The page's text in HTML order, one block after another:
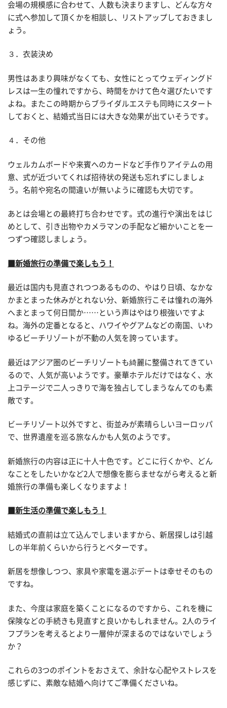
会場の規模感に合わせて、人数も決まりますし、どんな方々
に式へ参加して頂くかを相談し、リストアップしておきまし
ょう。
３．衣装決め
男性はあまり興味がなくても、女性にとってウェディングド
レスは一生の憧れですから、時間をかけて色々選びたいです
よね。またこの時期からブライダルエステも同時にスタート
しておくと、結婚式当日には大きな効果が出ていそうです。
４．その他
ウェルカムボードや来賓へのカードなど手作りアイテムの用
意、式が近づいてくれば招待状の発送も忘れずにしましょ
う。名前や宛名の間違いが無いように確認も大切です。
あとは会場との最終打ち合わせです。式の進行や演出をはじ
めとして、引き出物やカメラマンの手配など細かいことを一
つずつ確認しましょう。
■新婚旅行の準備で楽しもう！
最近は国内も見直されつつあるものの、やはり日頃、なかな
かまとまった休みがとれない分、新婚旅行こそは憧れの海外
へまとまって何日間か……という声はやはり根強いですよ
ね。海外の定番となると、ハワイやグアムなどの南国、いわ
ゆるビーチリゾートが不動の人気を誇っています。
最近はアジア圏のビーチリゾートも綺麗に整備されてきてい
るので、人気が高いようです。豪華ホテルだけではなく、水
上コテージで二人っきりで海を独占してしまうなんてのも素
敵です。
ビーチリゾート以外ですと、街並みが素晴らしいヨーロッパ
で、世界遺産を巡る旅なんかも人気のようです。
新婚旅行の内容は正に十人十色です。どこに行くかや、どん
なことをしたいかなど2人で想像を膨らませながら考えると新
婚旅行の準備も楽しくなりますよ！
■新生活の準備で楽しもう！
結婚式の直前は立て込んでしまいますから、新居探しは引越
しの半年前くらいから行うとベターです。
新居を想像しつつ、家具や家電を選ぶデートは幸せそのもの
ですね。
また、今度は家庭を築くことになるのですから、これを機に
保険などの手続きも見直すと良いかもしれません。2人のライ
フプランを考えるとより一層仲が深まるのではないでしょう
か？
これらの3つのポイントをおさえて、余計な心配やストレスを
感じずに、素敵な結婚へ向けてご準備くださいね。